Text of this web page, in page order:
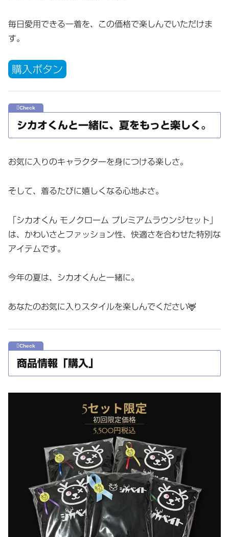
毎日愛用できる一着を、この価格で楽しんでいただけま
す。
購入ボタン
シカオくんと一緒に、夏をもっと楽しく。
お気に入りのキャラクターを身につける楽しさ。
そして、着るたびに嬉しくなる心地よさ。
「シカオくん モノクローム プレミアムラウンジセット」
は、かわいさとファッション性、快適さを合わせた特別な
アイテムです。
今年の夏は、シカオくんと一緒に。
あなたのお気に入りスタイルを楽しんでください🦌
商品情報「購入」